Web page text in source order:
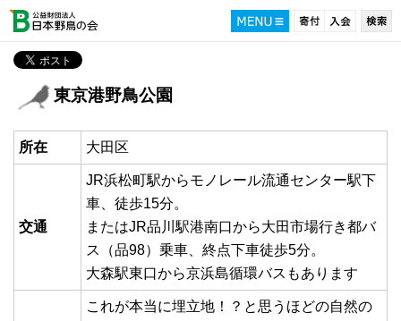
東京港野鳥公園
所在 大田区
交通
JR浜松町駅からモノレール流通センター駅下
車、徒歩15分。
またはJR品川駅港南口から大田市場行き都バ
ス（品98）乗車、終点下車徒歩5分。
大森駅東口から京浜島循環バスもあります
これが本当に埋立地！？と思うほどの自然の